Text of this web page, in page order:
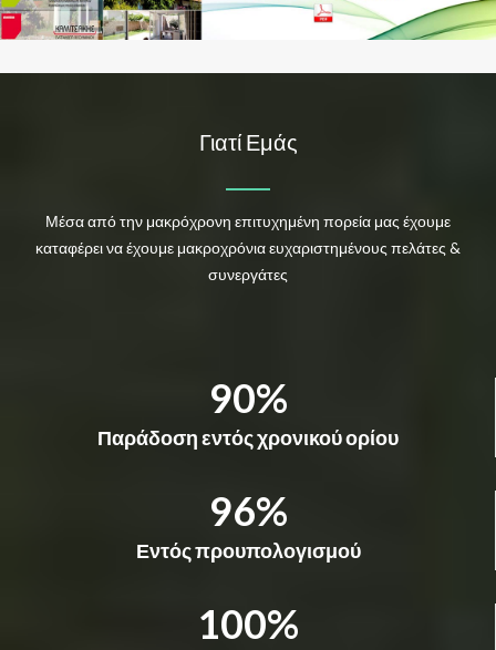
Γιατί Εμάς
Μέσα από την μακρόχρονη επιτυχημένη πορεία μας έχουμε
καταφέρει να έχουμε μακροχρόνια ευχαριστημένους πελάτες &
συνεργάτες
90
Παράδοση εντός χρονικού ορίου
96
Εντός προυπολογισμού
100